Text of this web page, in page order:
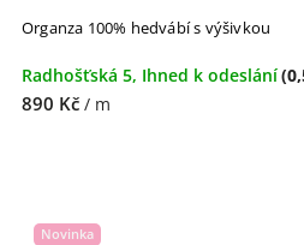
Organza 100% hedvábí s výšivkou
Radhošťská 5, Ihned k odeslání
890 Kč / m
Novinka